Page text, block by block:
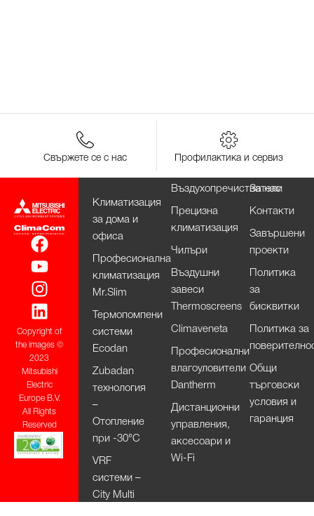
Свържете се с нас Профилактика и сервиз
Copyright of
the images ©
2023
Mitsubishi
Electric
Europe B.V.
All Rights
Reserved
Климатизация
за дома и
офиса
Професионална
климатизация
Mr.Slim
Термопомпени
системи
Ecodan
Zubadan
технология
–
Отопление
при -30°С
VRF
системи –
City Multi
Въздухопречистватели
Прецизна
климатизация
Чилъри
Въздушни
завеси
Thermoscreens
Climaveneta
Професионални
влагоуловители
Dantherm
Дистанционни
управления,
аксесоари и
Wi-Fi
За нас
Контакти
Завършени
проекти
Политика
за
бисквитки
Политика за
Общи
търговски
условия и
гаранция